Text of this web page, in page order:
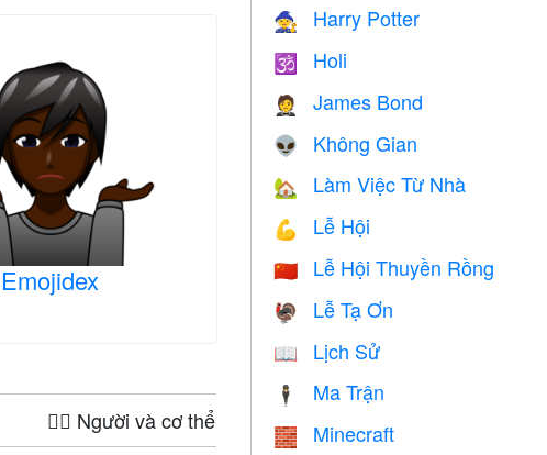
Emojidex
🤦‍♀️ Người và cơ thể
🧙 Harry Potter
🕉 Holi
🤵 James Bond
👽 Không Gian
🏡 Làm Việc Từ Nhà
💪 Lễ Hội
🇨🇳 Lễ Hội Thuyền Rồng
🦃 Lễ Tạ Ơn
📖 Lịch Sử
🕴️ Ma Trận
🧱 Minecraft